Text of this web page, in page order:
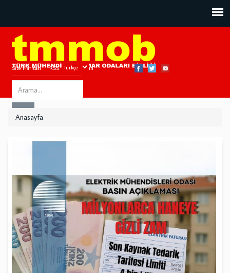
Site Haritası RSS Bize Ulaşın
Search
this
Anasayfa